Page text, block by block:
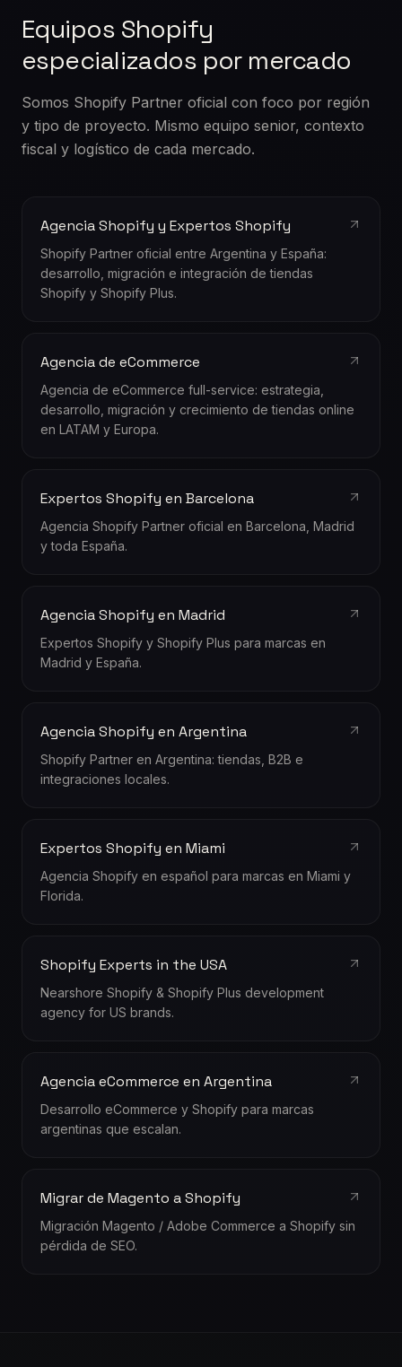
Equipos Shopify
especializados por mercado
Somos Shopify Partner oficial con foco por región
y tipo de proyecto. Mismo equipo senior, contexto
fiscal y logístico de cada mercado.
Agencia Shopify y Expertos Shopify
Shopify Partner oficial entre Argentina y España:
desarrollo, migración e integración de tiendas
Shopify y Shopify Plus.
Agencia de eCommerce
Agencia de eCommerce full-service: estrategia,
desarrollo, migración y crecimiento de tiendas online
en LATAM y Europa.
Expertos Shopify en Barcelona
Agencia Shopify Partner oficial en Barcelona, Madrid
y toda España.
Agencia Shopify en Madrid
Expertos Shopify y Shopify Plus para marcas en
Madrid y España.
Agencia Shopify en Argentina
Shopify Partner en Argentina: tiendas, B2B e
integraciones locales.
Expertos Shopify en Miami
Agencia Shopify en español para marcas en Miami y
Florida.
Shopify Experts in the USA
Nearshore Shopify & Shopify Plus development
agency for US brands.
Agencia eCommerce en Argentina
Desarrollo eCommerce y Shopify para marcas
argentinas que escalan.
Migrar de Magento a Shopify
Migración Magento / Adobe Commerce a Shopify sin
pérdida de SEO.